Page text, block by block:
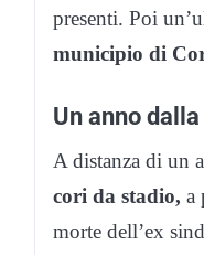
presenti. Poi
municipio di
Un anno
A distanza di un
cori da stadio, a
morte dell’ex